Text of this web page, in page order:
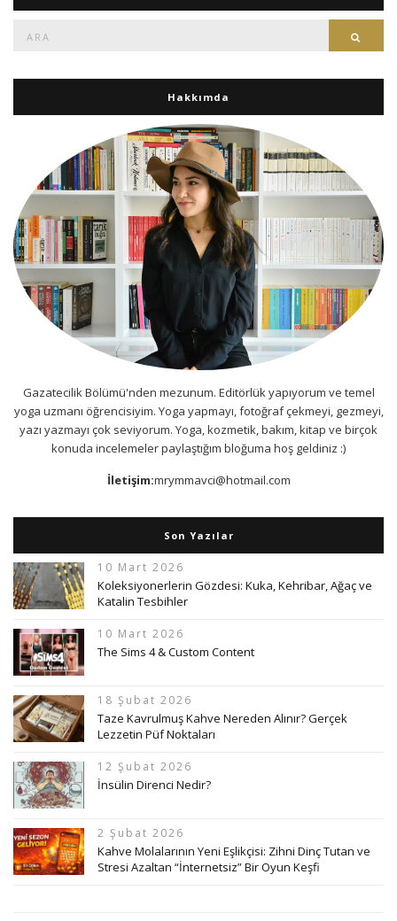
Hakkımda
Gazatecilik Bölümü'nden mezunum. Editörlük yapıyorum ve temel
yoga uzmanı öğrencisiyim. Yoga yapmayı, fotoğraf çekmeyi, gezmeyi,
yazı yazmayı çok seviyorum. Yoga, kozmetik, bakım, kitap ve birçok
konuda incelemeler paylaştığım bloğuma hoş geldiniz :)
İletişim:mrymmavci@hotmail.com
Son Yazılar
10 Mart 2026
Koleksiyonerlerin Gözdesi: Kuka, Kehribar, Ağaç ve
Katalin Tesbihler
10 Mart 2026
The Sims 4 & Custom Content
18 Şubat 2026
Taze Kavrulmuş Kahve Nereden Alınır? Gerçek
Lezzetin Püf Noktaları
12 Şubat 2026
İnsülin Direnci Nedir?
2 Şubat 2026
Kahve Molalarının Yeni Eşlikçisi: Zihni Dinç Tutan ve
Stresi Azaltan “İnternetsiz” Bir Oyun Keşfi